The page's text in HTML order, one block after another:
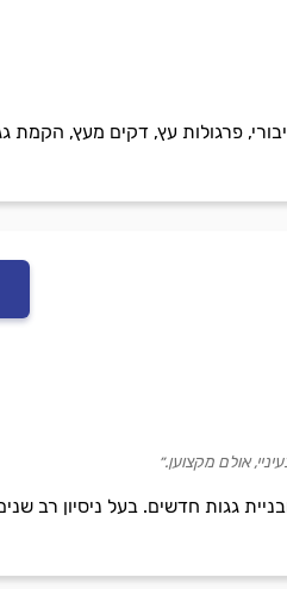
פרגולות עץ, דקים מעץ, הקמת
גגות חדשים. בעל ניסיון רב
אולם מקצוען.״